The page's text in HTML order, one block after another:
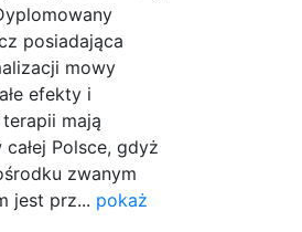
posiadająca
mowy
efekty i
mają
Polsce, gdyż
zwanym
jest prz... pokaż